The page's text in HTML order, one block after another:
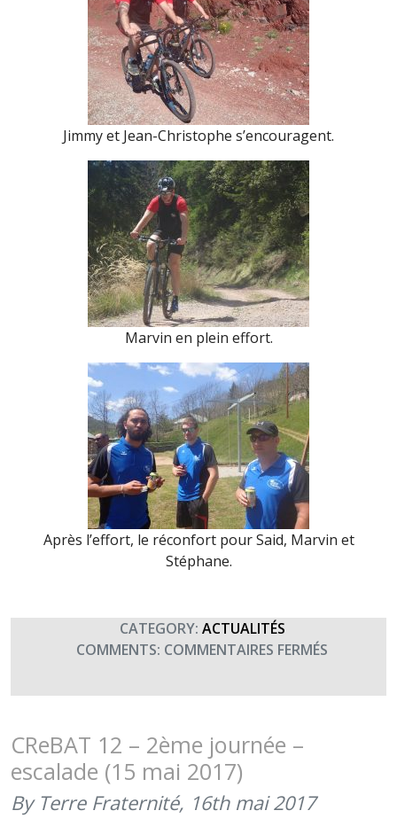
Jimmy et Jean-Christophe s’encouragent.
Marvin en plein effort.
Après l’effort, le réconfort pour Said, Marvin et
Stéphane.
CATEGORY: ACTUALITÉS
COMMENTS: COMMENTAIRES FERMÉS
12
CReBAT 12 – 2ème journée –
escalade (15 mai 2017)
By Terre Fraternité, 16th mai 2017